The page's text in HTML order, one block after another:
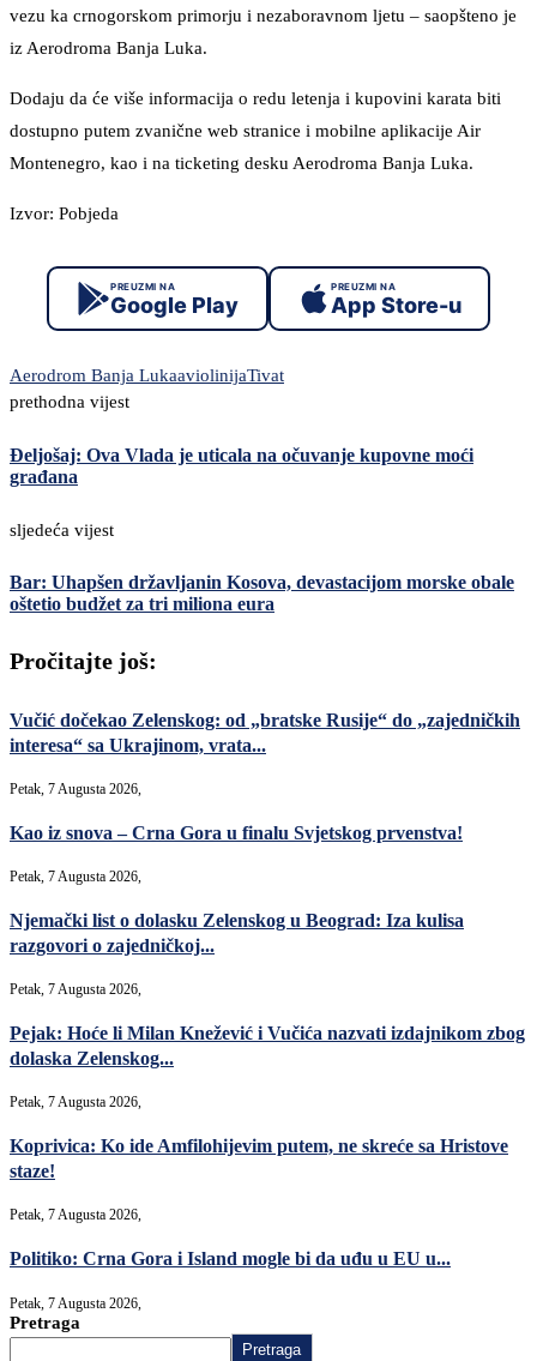
vezu ka crnogorskom primorju i nezaboravnom ljetu – saopšteno je
iz Aerodroma Banja Luka.
Dodaju da će više informacija o redu letenja i kupovini karata biti
dostupno putem zvanične web stranice i mobilne aplikacije Air
Montenegro, kao i na ticketing desku Aerodroma Banja Luka.
Izvor: Pobjeda
PREUZMI NA
Google Play
PREUZMI NA
App Store-u
Aerodrom Banja LukaaviolinijaTivat
prethodna vijest
Đeljošaj: Ova Vlada je uticala na očuvanje kupovne moći
građana
sljedeća vijest
Bar: Uhapšen državljanin Kosova, devastacijom morske obale
oštetio budžet za tri miliona eura
Pročitajte još:
Vučić dočekao Zelenskog: od „bratske Rusije“ do „zajedničkih
interesa“ sa Ukrajinom, vrata...
Petak, 7 Augusta 2026,
Kao iz snova – Crna Gora u finalu Svjetskog prvenstva!
Petak, 7 Augusta 2026,
Njemački list o dolasku Zelenskog u Beograd: Iza kulisa
razgovori o zajedničkoj...
Petak, 7 Augusta 2026,
Pejak: Hoće li Milan Knežević i Vučića nazvati izdajnikom zbog
dolaska Zelenskog...
Petak, 7 Augusta 2026,
Koprivica: Ko ide Amfilohijevim putem, ne skreće sa Hristove
staze!
Petak, 7 Augusta 2026,
Politiko: Crna Gora i Island mogle bi da uđu u EU u...
Petak, 7 Augusta 2026,
Pretraga
Pretraga